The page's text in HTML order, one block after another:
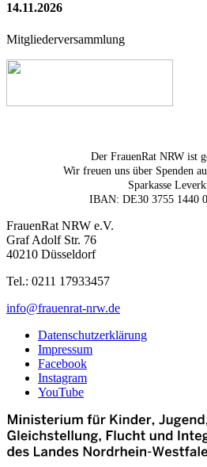
14.11.2026
Mitgliederversammlung
Der FrauenRat NRW ist
Wir freuen uns über Spenden
Sparkasse
IBAN: DE30 3755 1440
FrauenRat NRW e.V.
Graf Adolf Str. 76
40210 Düsseldorf
Tel.: 0211 17933457
info@frauenrat-nrw.de
Datenschutzerklärung
Impressum
Facebook
Instagram
YouTube